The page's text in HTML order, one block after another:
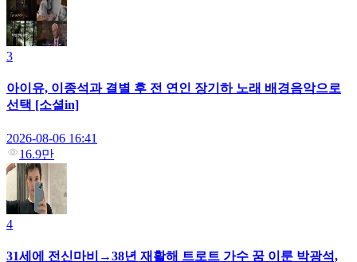
3
아이유, 이종석과 결별 후 전 연인 장기하 노래 배경음악으로
선택 [소셜in]
2026-08-06 16:41
16.9만
4
31세에 전신마비→38년 재활해 트로트 가수 꿈 이룬 박광석,